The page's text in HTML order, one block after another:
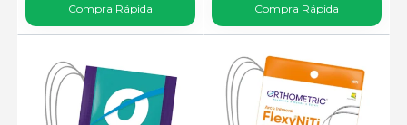
Compra Rápida Compra Rápida